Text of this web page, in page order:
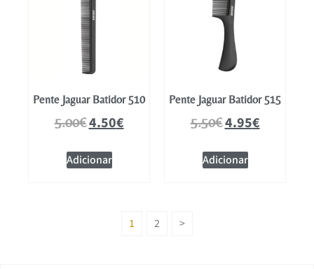
Pente Jaguar Batidor 510
5.00€4.50€
Adicionar
Pente Jaguar Batidor 515
5.50€4.95€
Adicionar
1 2 >